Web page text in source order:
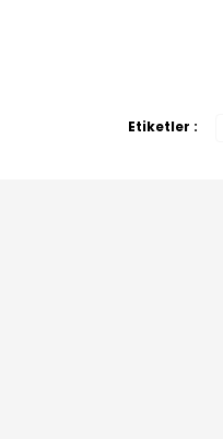
Etiketler :